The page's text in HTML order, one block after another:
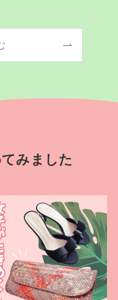
みました